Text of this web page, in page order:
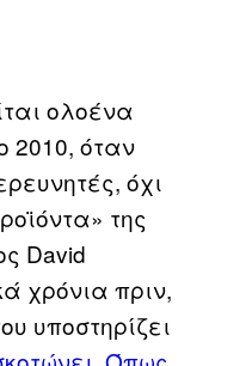
ολοένα
2010, όταν
όχι
της
David
χρόνια πριν,
υποστηρίζει